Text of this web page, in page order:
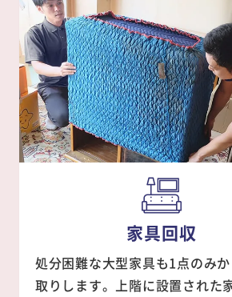
家具回収
処分困難な大型家具も1点のみ
取りします。上階に設置された